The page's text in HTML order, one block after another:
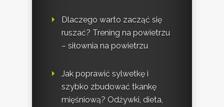
Dlaczego warto zacząć się
ruszać? Trening na powietrzu
– siłownia na powietrzu
Jak poprawić sylwetkę i
szybko zbudować tkankę
mięśniową? Odżywki, dieta,